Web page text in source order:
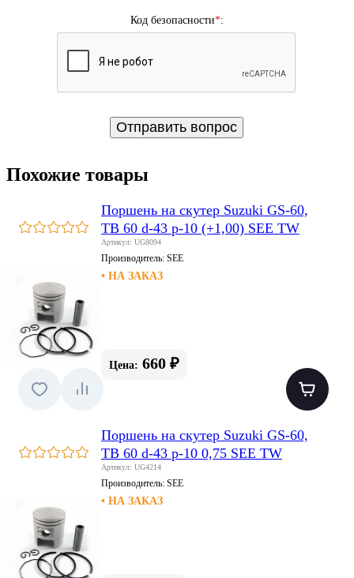
Код безопасности*:
Похожие товары
Поршень на скутер Suzuki GS-60,
TB 60 d-43 p-10 (+1,00) SEE TW
Артикул: UG8094
Производитель: SEE
• НА ЗАКАЗ
Цена: 660 ₽
Поршень на скутер Suzuki GS-60,
TB 60 d-43 p-10 0,75 SEE TW
Артикул: UG4214
Производитель: SEE
• НА ЗАКАЗ